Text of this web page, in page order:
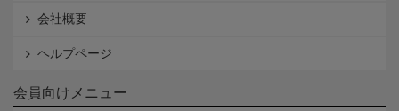
会社概要
ヘルプページ
会員向けメニュー